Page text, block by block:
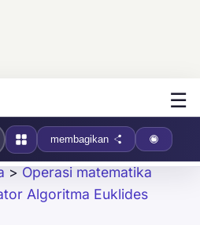
☰
membagikan
> Operasi matematika
Algoritma Euklides